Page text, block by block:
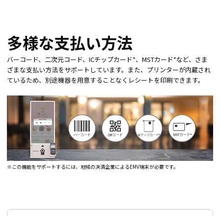
多様な支払い方法
バーコード、二次元コード、ICチップカード*、MSTカード*など、さま
ざまな支払い方法をサポートしています。また、プリンターが内蔵され
ているため、別途機器を用意することなくレシートを印刷できます。
※この機能をサポートするには、地域の決済企業によるEMV端末が必要です。